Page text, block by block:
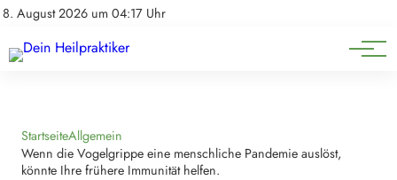
8. August 2026 um 04:17 Uhr
Impressum
Natürliche Medizin
Heilpflanzen & Kräuterkunde
StartseiteAllgemein
Wenn die Vogelgrippe eine menschliche Pandemie auslöst,
könnte Ihre frühere Immunität helfen.